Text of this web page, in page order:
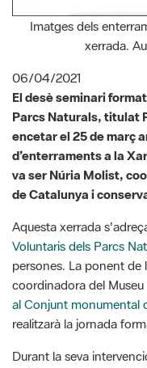
Imatges dels
xerrada.
06/04/2021
El desè seminari
Parcs Naturals, titulat
encetar el 25 de març
d’enterraments a la
va ser Núria Molist,
de Catalunya i
Aquesta xerrada
Voluntaris dels Parcs
persones. La ponent de
coordinadora del
al Conjunt monumental
realitzarà la jornada
Durant la seva